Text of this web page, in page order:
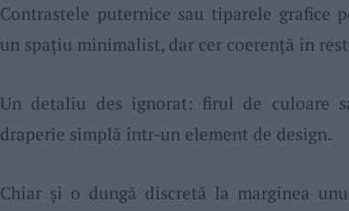
Contrastele puternice sau tiparele grafice
un spațiu minimalist, dar cer coerență în
Un detaliu des ignorat: firul de culoare
draperie simplă într-un element de design.
Chiar și o dungă discretă la marginea